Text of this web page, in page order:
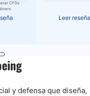
CFDs
Leer reseña
y defensa que diseña,